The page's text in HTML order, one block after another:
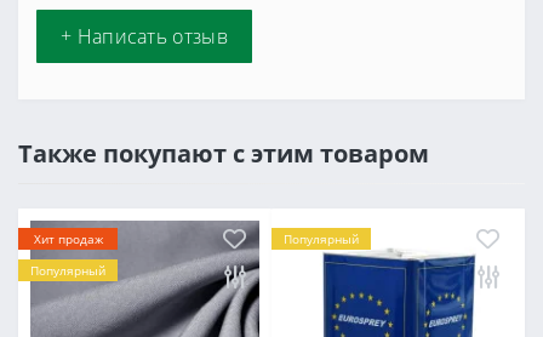
+ Написать отзыв
Также покупают с этим товаром
Хит продаж
Популярный
Популярный